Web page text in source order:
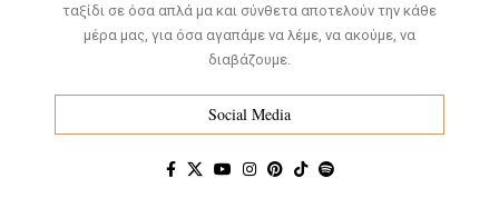
ταξίδι σε όσα απλά μα και σύνθετα αποτελούν την κάθε
μέρα μας, για όσα αγαπάμε να λέμε, να ακούμε, να
διαβάζουμε.
Social Media